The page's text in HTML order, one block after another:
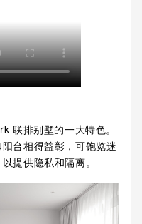
联排别墅的一大特色。
台相得益彰，可饱览迷
提供隐私和隔离。